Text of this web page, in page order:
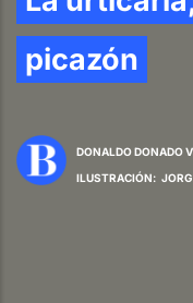
picazón
DONALDO DONADO
ILUSTRACIÓN: